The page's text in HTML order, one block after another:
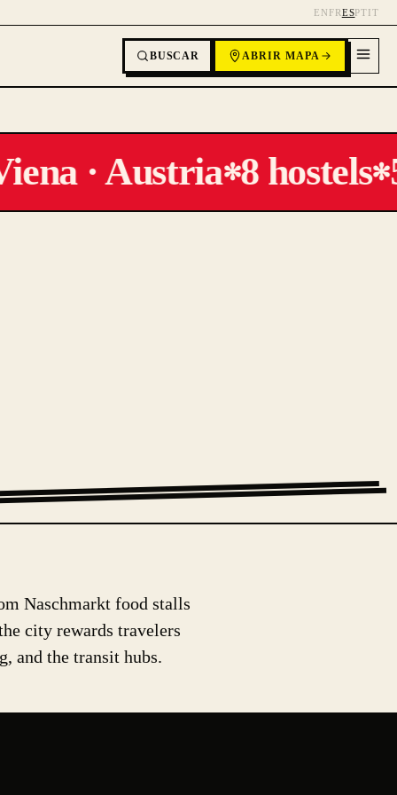
EN FRESPTIT
BUSCAR ABRIR MAPA
· Austria✻8 hostels✻
Naschmarkt food stalls
city rewards travelers
and the transit hubs.